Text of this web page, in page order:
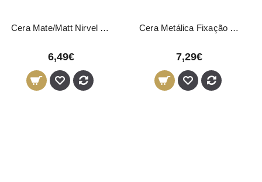
Cera Mate/Matt Nirvel 50ml
6,49€
Cera Metálica Fixação Forte Novon Professional 150ml
7,29€